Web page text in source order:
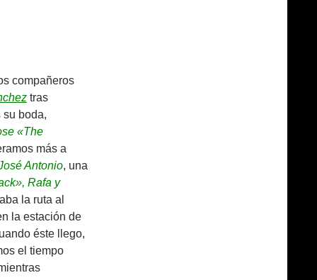
compañeros
tras
su boda,
«The
más a
Antonio, una
Rafa y
la ruta al
la estación de
éste llego,
el tiempo